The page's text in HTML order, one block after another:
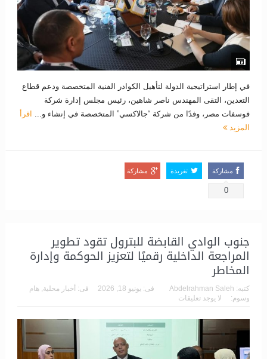
في إطار استراتيجية الدولة لتأهيل الكوادر الفنية المتخصصة ودعم قطاع
التعدين، التقى المهندس ناصر شاهين، رئيس مجلس إدارة شركة
فوسفات مصر، وفدًا من شركة “جالاكسي” المتخصصة في إنشاء و...
اقرأ
المزيد
مشاركة
0
تغريدة مشاركة
جنوب الوادي القابضة للبترول تقود تطوير
المراجعة الداخلية رقميًا لتعزيز الحوكمة وإدارة
المخاطر
كتبه: Abdelrahman Saleh فى: يونيو 18, 2026 فى: أخبار محلية, هام
وسوم:
لا يوجد تعليقات